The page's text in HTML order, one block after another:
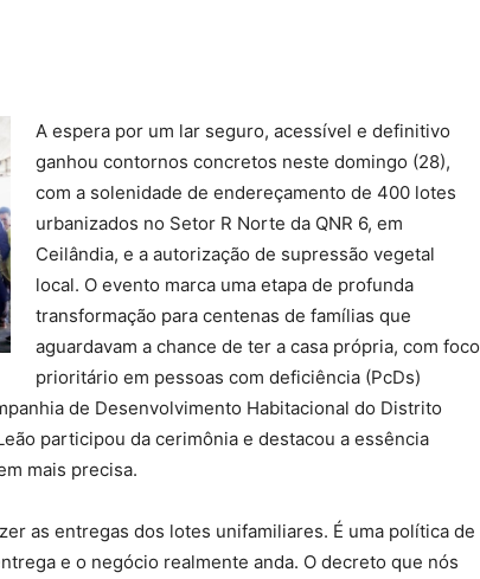
A espera por um lar seguro, acessível e definitivo
ganhou contornos concretos neste domingo (28),
com a solenidade de endereçamento de 400 lotes
urbanizados no Setor R Norte da QNR 6, em
Ceilândia, e a autorização de supressão vegetal
local. O evento marca uma etapa de profunda
transformação para centenas de famílias que
aguardavam a chance de ter a casa própria, com foco
prioritário em pessoas com deficiência (PcDs)
de Desenvolvimento Habitacional do Distrito
participou da cerimônia e destacou a essência
mais precisa.
as entregas dos lotes unifamiliares. É uma política de
e o negócio realmente anda. O decreto que nós